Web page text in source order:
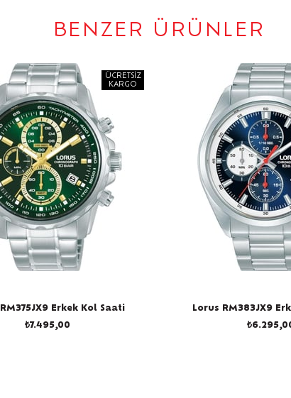
BENZER ÜRÜNLER
Erkek Kol Saati
ÜCRETSIZ
KARGO
₺7.495,00
Lorus RM383JX9